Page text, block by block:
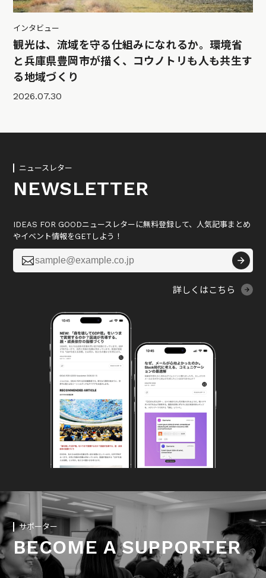
インタビュー
観光は、流域を守る仕組みになれるか。環境省
と兵庫県豊岡市が描く、コウノトリも人も共生す
る地域づくり
2026.07.30
ニュースレター
NEWSLETTER
IDEAS FOR GOODニュースレターに無料登録して、人気記事まとめ
やイベント情報をGETしよう！

詳しくはこちら
サポーター
BECOME A SUPPORTER